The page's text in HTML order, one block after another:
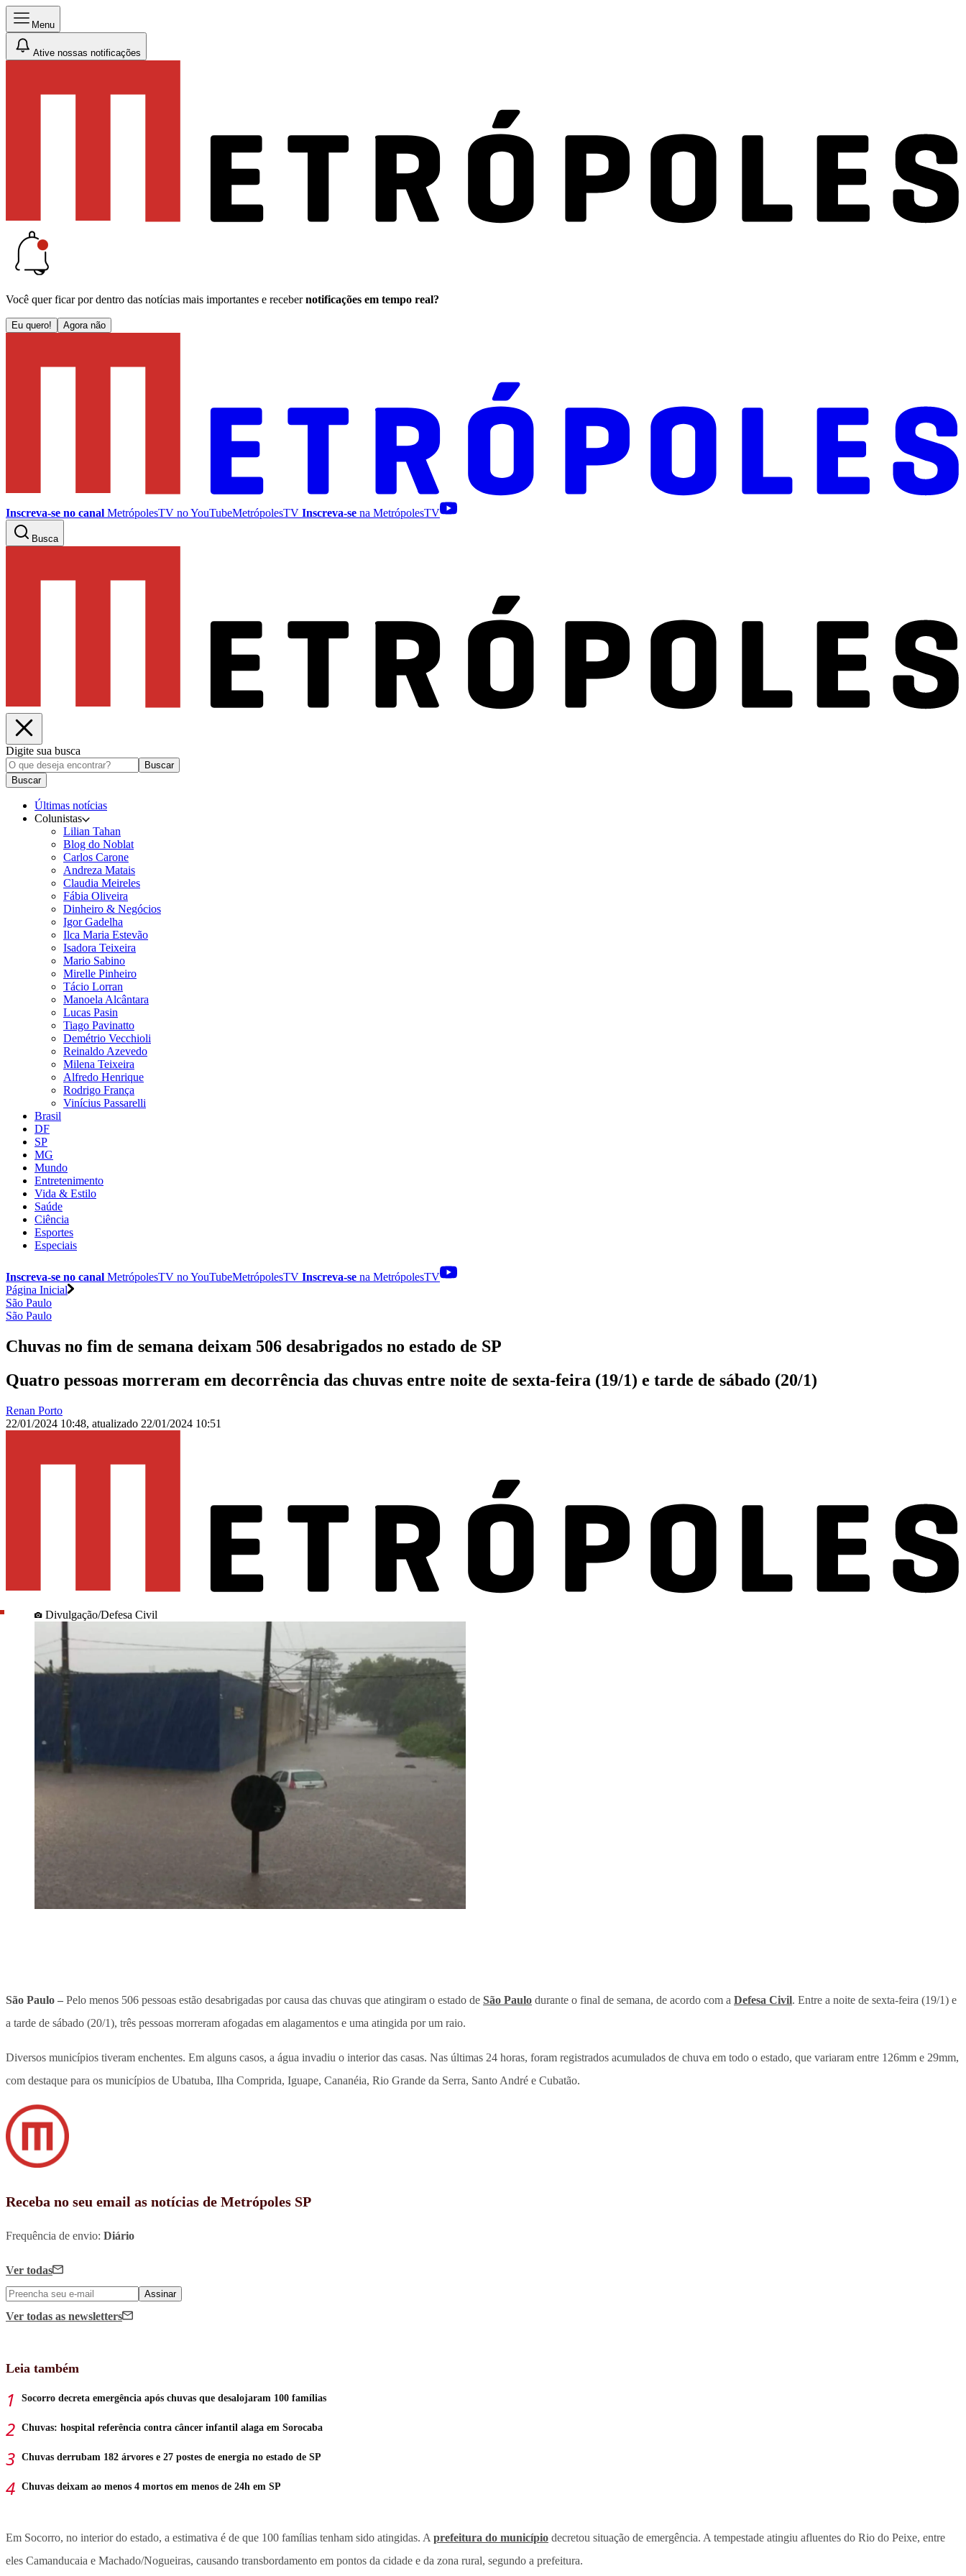
Menu
Ative nossas notificações
Você quer ficar por dentro das notícias mais importantes e receber notificações em tempo real?
Eu quero! Agora não
Inscreva-se no canal MetrópolesTV noYouTubeMetrópolesTV Inscreva-se na MetrópolesTV
Busca
Digite sua busca
Buscar
Buscar
Últimas notícias
Colunistas
Lilian Tahan
Blog do Noblat
Carlos Carone
Andreza Matais
Claudia Meireles
Fábia Oliveira
Dinheiro & Negócios
Igor Gadelha
Ilca Maria Estevão
Isadora Teixeira
Mario Sabino
Mirelle Pinheiro
Tácio Lorran
Manoela Alcântara
Lucas Pasin
Tiago Pavinatto
Demétrio Vecchioli
Reinaldo Azevedo
Milena Teixeira
Alfredo Henrique
Rodrigo França
Vinícius Passarelli
Brasil
DF
SP
MG
Mundo
Entretenimento
Vida & Estilo
Saúde
Ciência
Esportes
Especiais
Inscreva-se no canal MetrópolesTV noYouTubeMetrópolesTV Inscreva-se na MetrópolesTV
Página Inicial
São Paulo
São Paulo
Chuvas no fim de semana deixam 506 desabrigados no estado de SP
Quatro pessoas morreram em decorrência das chuvas entre noite de sexta-feira (19/1) e tarde de sábado (20/1)
Renan Porto
22/01/2024 10:48, atualizado 22/01/2024 10:51
Divulgação/Defesa Civil
São Paulo – Pelo menos 506 pessoas estão desabrigadas por causa das chuvas que atingiram o estado de São Paulo durante o final de semana, de acordo com a Defesa Civil. Entre a noite de sexta-feira (19/1) e
a tarde de sábado (20/1), três pessoas morreram afogadas em alagamentos e uma atingida por um raio.
Diversos municípios tiveram enchentes. Em alguns casos, a água invadiu o interior das casas. Nas últimas 24 horas, foram registrados acumulados de chuva em todo o estado, que variaram entre 126mm e 29mm,
com destaque para os municípios de Ubatuba, Ilha Comprida, Iguape, Cananéia, Rio Grande da Serra, Santo André e Cubatão.
Receba no seu email as notícias de Metrópoles SP
Frequência de envio: Diário
Ver todas
Assinar
Ver todas as newsletters
Leia também
Socorro decreta emergência após chuvas que desalojaram 100 famílias
Chuvas: hospital referência contra câncer infantil alaga em Sorocaba
Chuvas derrubam 182 árvores e 27 postes de energia no estado de SP
Chuvas deixam ao menos 4 mortos em menos de 24h em SP
Em Socorro, no interior do estado, a estimativa é de que 100 famílias tenham sido atingidas. A prefeitura do município decretou situação de emergência. A tempestade atingiu afluentes do Rio do Peixe, entre
eles Camanducaia e Machado/Nogueiras, causando transbordamento em pontos da cidade e da zona rural, segundo a prefeitura.